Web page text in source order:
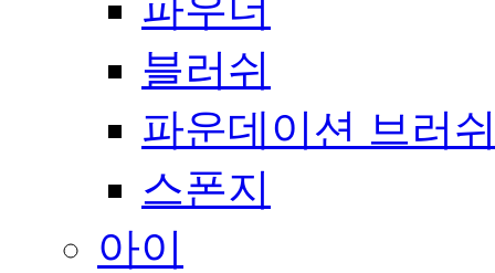
블러쉬
파운데이션 브러
스폰지
아이